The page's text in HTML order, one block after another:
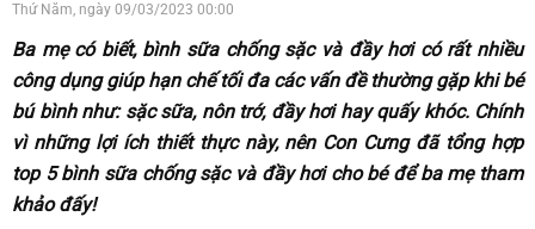
Thứ Năm, ngày 09/03/2023 00:00
Ba mẹ có biết, bình sữa chống sặc và đầy hơi có rất nhiều
công dụng giúp hạn chế tối đa các vấn đề thường gặp khi bé
bú bình như: sặc sữa, nôn trớ, đầy hơi hay quấy khóc. Chính
vì những lợi ích thiết thực này, nên Con Cưng đã tổng hợp
top 5 bình sữa chống sặc và đầy hơi cho bé để ba mẹ tham
khảo đấy!